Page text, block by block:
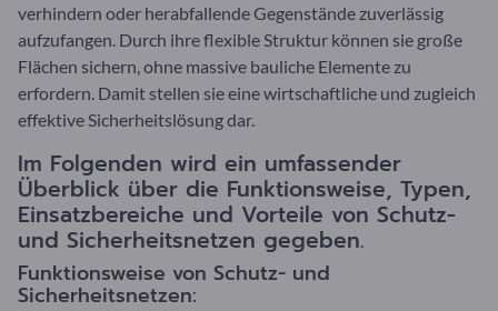
verhindern oder herabfallende Gegenstände zuverlässig
aufzufangen. Durch ihre flexible Struktur können sie große
Flächen sichern, ohne massive bauliche Elemente zu
erfordern. Damit stellen sie eine wirtschaftliche und zugleich
effektive Sicherheitslösung dar.
Im Folgenden wird ein umfassender
Überblick über die Funktionsweise, Typen,
Einsatzbereiche und Vorteile von Schutz-
und Sicherheitsnetzen gegeben.
Funktionsweise von Schutz- und
Sicherheitsnetzen: